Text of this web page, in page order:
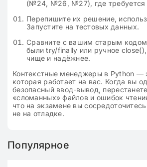
(№24, №26, №27), где требуется
Перепишите их решение,
Запустите на тестовых данных.
Сравните с вашим старым
были try/finally или ручное
чище и надёжнее.
Контекстные менеджеры в Python —
которая работает на вас. Когда вы
безопасный ввод-вывод,
«сломанных» файлов и ошибок
что на экзамене вы
не на отладке.
Популярное